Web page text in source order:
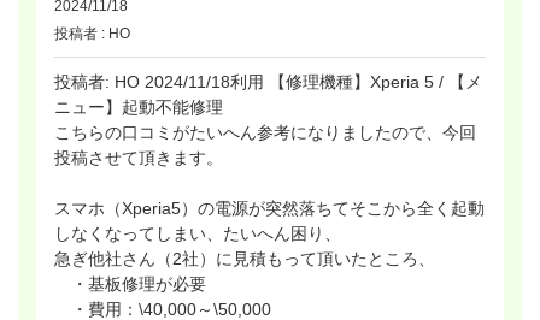
2024/11/18
投稿者 : HO
投稿者: HO 2024/11/18利用 【修理機種】Xperia 5 / 【メ
ニュー】起動不能修理
こちらの口コミがたいへん参考になりましたので、今回
投稿させて頂きます。
スマホ（Xperia5）の電源が突然落ちてそこから全く起動
しなくなってしまい、たいへん困り、
急ぎ他社さん（2社）に見積もって頂いたところ、
・基板修理が必要
・費用：\40,000～\50,000